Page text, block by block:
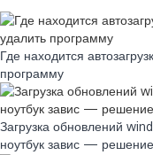
Где находится
программу
Загрузка обновлений
ноутбук завис —